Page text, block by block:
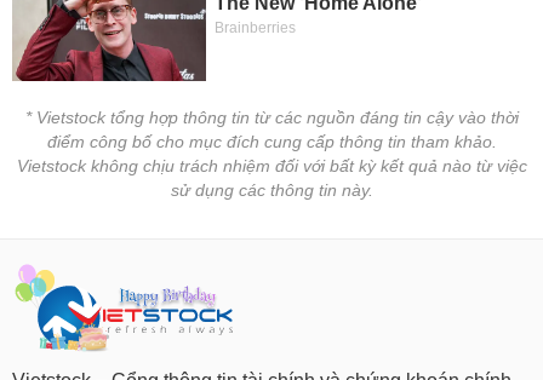
* Vietstock tổng hợp thông tin từ các nguồn đáng tin cậy vào thời
điểm công bố cho mục đích cung cấp thông tin tham khảo.
Vietstock không chịu trách nhiệm đối với bất kỳ kết quả nào từ việc
sử dụng các thông tin này.